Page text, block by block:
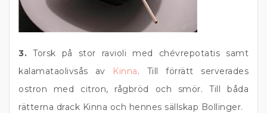
3. Torsk på stor ravioli med chévrepotatis samt
kalamataolivsås av Kinna. Till förrätt serverades
ostron med citron, rågbröd och smör. Till båda
rätterna drack Kinna och hennes sällskap Bollinger.